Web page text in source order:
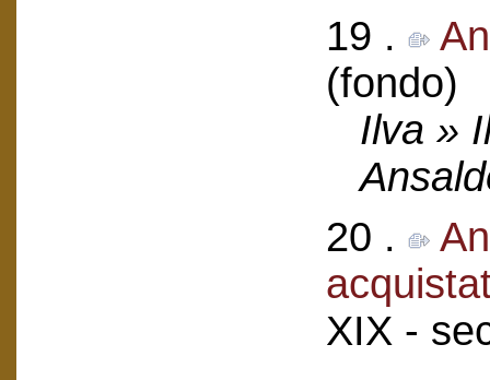
19 .
(fondo)
Ilva »
20 .
XIX -